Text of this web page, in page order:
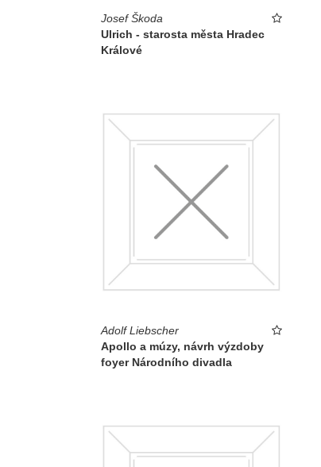
Josef Škoda
Ulrich - starosta města Hradec
Králové
Adolf Liebscher
Apollo a múzy, návrh výzdoby
foyer Národního divadla